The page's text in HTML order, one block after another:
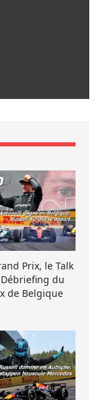
Prix, le Talk
du
de Belgique